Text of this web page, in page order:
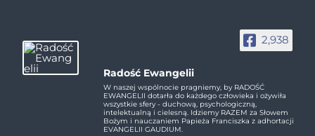
2,938
Radość Ewangelii
W naszej wspólnocie pragniemy, by RADOŚĆ
EWANGELII dotarła do każdego człowieka i ożywiła
wszystkie sfery - duchową, psychologiczną,
intelektualną i cielesną. Idziemy RAZEM za Słowem
Bożym i nauczaniem Papieża Franciszka z adhortacji
EVANGELII GAUDIUM.